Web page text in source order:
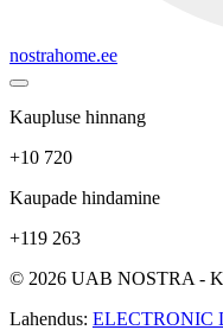
nostrahome.ee
Kaupluse hinnang
+10 720
Kaupade hindamine
+119 263
© 2026 UAB NOSTRA -
Lahendus: ELECTRONIC